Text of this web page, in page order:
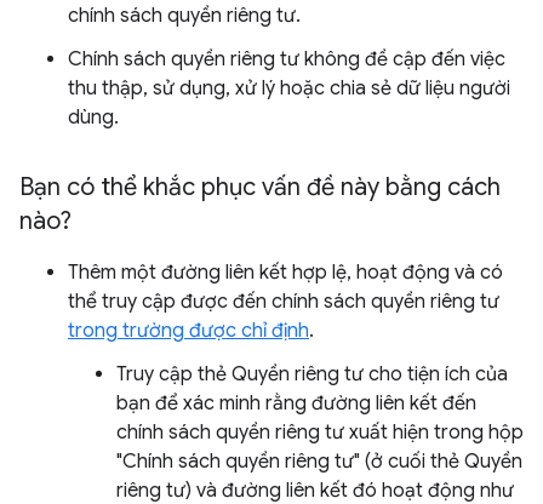
chính sách quyền riêng tư.
Chính sách quyền riêng tư không đề cập đến việc
thu thập, sử dụng, xử lý hoặc chia sẻ dữ liệu người
dùng.
Bạn có thể khắc phục vấn đề này bằng cách
nào?
Thêm một đường liên kết hợp lệ, hoạt động và có
thể truy cập được đến chính sách quyền riêng tư
trong trường được chỉ định.
Truy cập thẻ Quyền riêng tư cho tiện ích của
bạn để xác minh rằng đường liên kết đến
chính sách quyền riêng tư xuất hiện trong hộp
"Chính sách quyền riêng tư" (ở cuối thẻ Quyền
riêng tư) và đường liên kết đó hoạt động như